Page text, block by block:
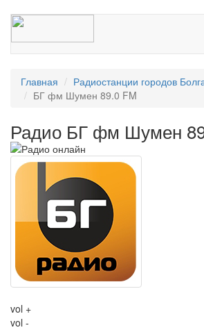
Главная Радиостанции городов
БГ фм Шумен 89.0 FM
Радио БГ фм Шумен
vol +
vol -